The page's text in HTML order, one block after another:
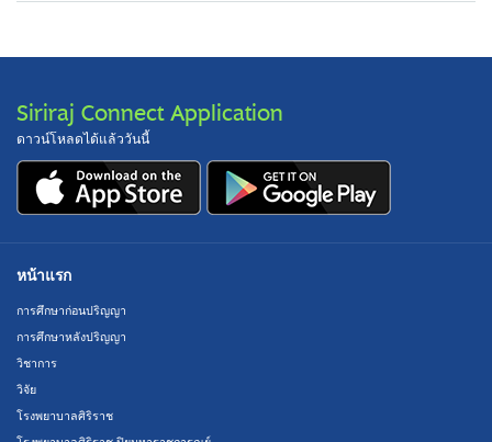
Siriraj Connect Application
ดาวน์โหลดได้แล้ววันนี้
หน้าแรก
การศึกษาก่อนปริญญา
การศึกษาหลังปริญญา
วิชาการ
วิจัย
โรงพยาบาลศิริราช